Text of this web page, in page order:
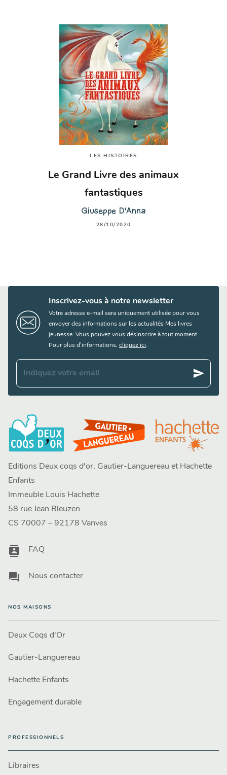
LES HISTOIRES
Le Grand Livre des animaux
fantastiques
Giuseppe D'Anna
28/10/2020
Inscrivez-vous à notre newsletter
Votre adresse e-mail sera uniquement utilisée pour vous
envoyer des informations sur les actualités Mes livres
jeunesse. Vous pouvez vous désinscrire à tout moment.
Pour plus d’informations, cliquez ici.
Indiquez votre email send
Editions Deux coqs d'or, Gautier-Languereau et Hachette
Enfants
Immeuble Louis Hachette
58 rue Jean Bleuzen
CS 70007 – 92178 Vanves
contacts FAQ
question_answer Nous contacter
NOS MAISONS
Deux Coqs d'Or
Gautier-Languereau
Hachette Enfants
Engagement durable
PROFESSIONNELS
Libraires